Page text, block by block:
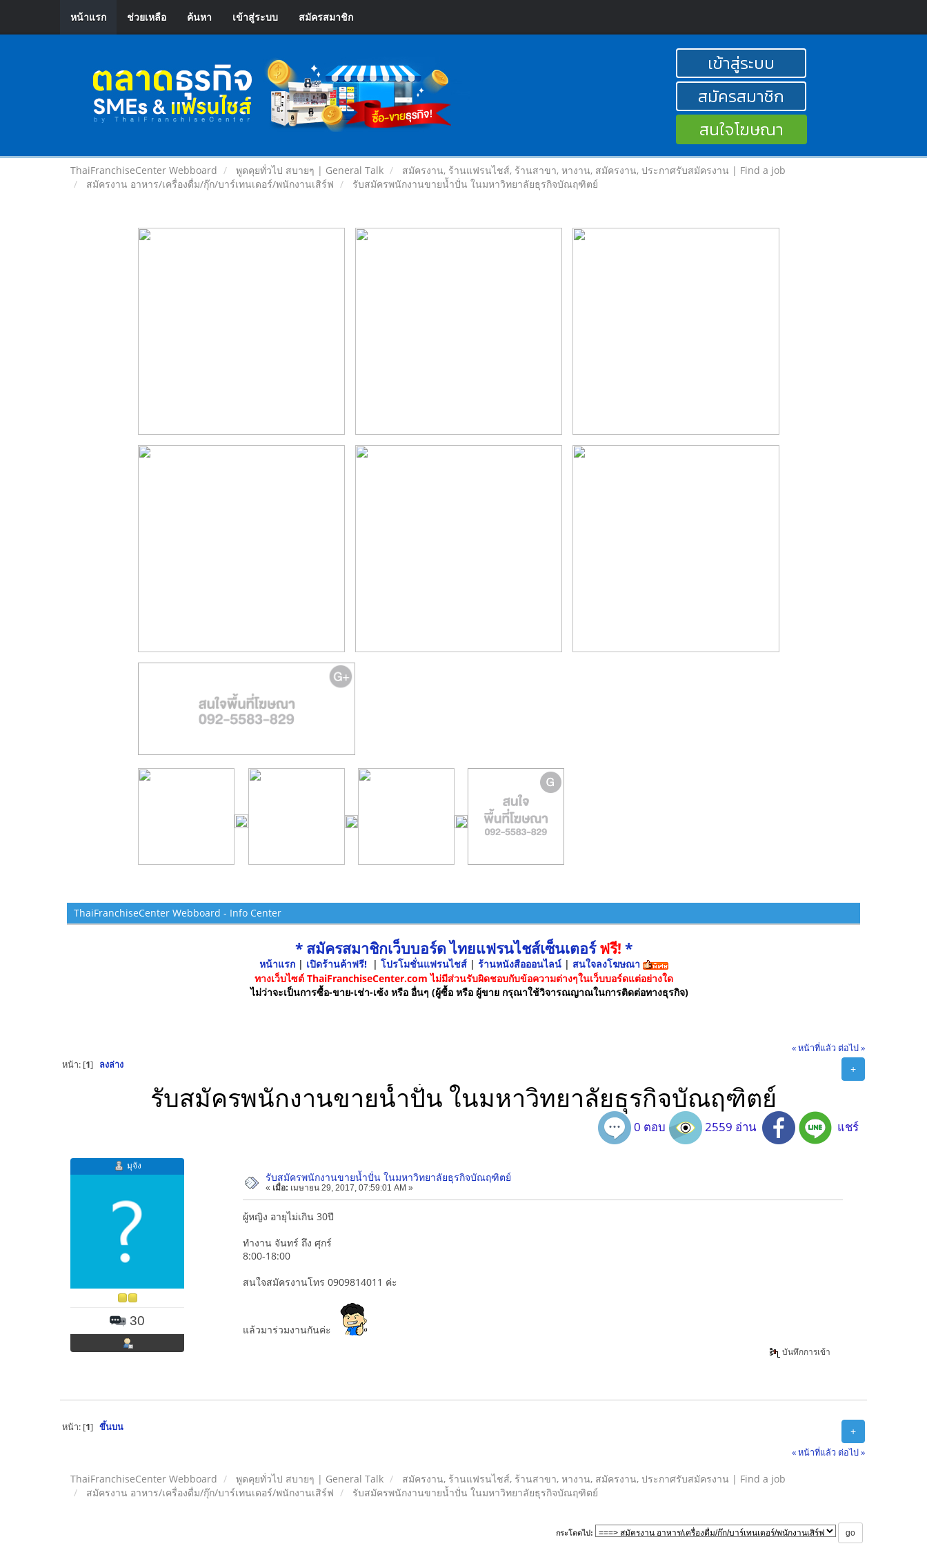
หน้าแรก ช่วยเหลือ ค้นหา เข้าสู่ระบบ สมัครสมาชิก
เข้าสู่ระบบ
สมัครสมาชิก
สนใจโฆษณา
ThaiFranchiseCenter Webboard พูดคุยทั่วไป สบายๆ | General Talk
สมัครงาน, ร้านแฟรนไชส์, ร้านสาขา, หางาน, สมัครงาน, ประกาศรับสมัครงาน | Find a job
สมัครงาน อาหาร/เครื่องดื่ม/กุ๊ก/บาร์เทนเดอร์/พนักงานเสิร์ฟ
รับสมัครพนักงานขายน้ำปั่น ในมหาวิทยาลัยธุรกิจบัณฤฑิตย์
ThaiFranchiseCenter Webboard - Info Center
* สมัครสมาชิกเว็บบอร์ด ไทยแฟรนไชส์เซ็นเตอร์ฟรี! *
หน้าแรก| เปิดร้านค้าฟรี! | โปรโมชั่นแฟรนไชส์ | ร้านหนังสือออนไลน์ | สนใจลงโฆษณา
ทางเว็บไซต์ ThaiFranchiseCenter.com ไม่มีส่วนรับผิดชอบกับข้อความต่างๆในเว็บบอร์ดแต่อย่างใด
ไม่ว่าจะเป็นการซื้อ-ขาย-เช่า-เซ้ง หรือ อื่นๆ (ผู้ซื้อ หรือ ผู้ขาย กรุณาใช้วิจารณญาณในการติดต่อทางธุรกิจ)
« หน้าที่แล้ว ต่อไป »
+
หน้า: [1] ลงล่าง
รับสมัครพนักงานขายน้ำปั่น ในมหาวิทยาลัยธุรกิจบัณฤฑิตย์
0 ตอบ 2559 อ่าน แชร์
มุจัง
30
รับสมัครพนักงานขายน้ำปั่น ในมหาวิทยาลัยธุรกิจบัณฤฑิตย์
« เมื่อ: เมษายน 29, 2017, 07:59:01 AM »
ผู้หญิง อายุไม่เกิน 30ปี
ทำงาน จันทร์ ถึง ศุกร์
8:00-18:00
สนใจสมัครงานโทร 0909814011 ค่ะ
แล้วมาร่วมงานกันค่ะ
บันทึกการเข้า
+
หน้า: [1] ขึ้นบน
« หน้าที่แล้ว ต่อไป »
ThaiFranchiseCenter Webboard พูดคุยทั่วไป สบายๆ | General Talk
สมัครงาน, ร้านแฟรนไชส์, ร้านสาขา, หางาน, สมัครงาน, ประกาศรับสมัครงาน | Find a job
สมัครงาน อาหาร/เครื่องดื่ม/กุ๊ก/บาร์เทนเดอร์/พนักงานเสิร์ฟ
รับสมัครพนักงานขายน้ำปั่น ในมหาวิทยาลัยธุรกิจบัณฤฑิตย์
กระโดดไป: